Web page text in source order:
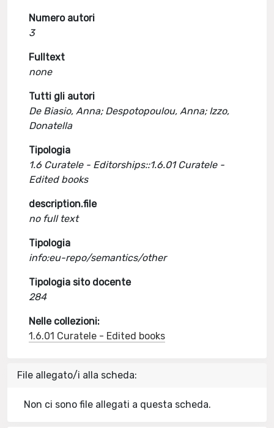
Numero autori
3
Fulltext
none
Tutti gli autori
De Biasio, Anna; Despotopoulou, Anna; Izzo,
Donatella
Tipologia
1.6 Curatele - Editorships::1.6.01 Curatele -
Edited books
description.file
no full text
Tipologia
info:eu-repo/semantics/other
Tipologia sito docente
284
Nelle collezioni:
1.6.01 Curatele - Edited books
File allegato/i alla scheda:
Non ci sono file allegati a questa scheda.